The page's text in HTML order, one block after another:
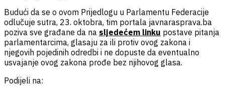
Budući da se o ovom Prijedlogu u Parlamentu Federacije
odlučuje sutra, 23. oktobra, tim portala javnarasprava.ba
poziva sve građane da na sljedećem linku postave pitanja
parlamentarcima, glasaju za ili protiv ovog zakona i
njegovih pojedinih odredbi i ne dopuste da eventualno
usvajanje ovog zakona prođe bez njihovog glasa.
Podijeli na: